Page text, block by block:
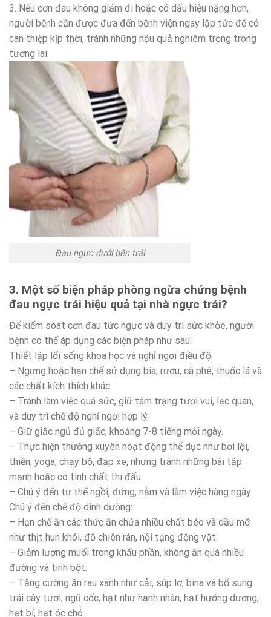
3. Nếu cơn đau không giảm đi hoặc có dấu hiệu nặng hơn,
người bệnh cần được đưa đến bệnh viện ngay lập tức để có
can thiệp kịp thời, tránh những hậu quả nghiêm trọng trong
tương lai.
Đau ngực dưới bên trái
3. Một số biện pháp phòng ngừa chứng bệnh
đau ngực trái hiệu quả tại nhà ngực trái?
Để kiểm soát cơn đau tức ngực và duy trì sức khỏe, người
bệnh có thể áp dụng các biện pháp như sau:
Thiết lập lối sống khoa học và nghỉ ngơi điều độ:
– Ngưng hoặc hạn chế sử dụng bia, rượu, cà phê, thuốc lá và
các chất kích thích khác.
– Tránh làm việc quá sức, giữ tâm trạng tươi vui, lạc quan,
và duy trì chế độ nghỉ ngơi hợp lý.
– Giữ giấc ngủ đủ giấc, khoảng 7-8 tiếng mỗi ngày.
– Thực hiện thường xuyên hoạt động thể dục như bơi lội,
thiền, yoga, chạy bộ, đạp xe, nhưng tránh những bài tập
mạnh hoặc có tính chất thi đấu.
– Chú ý đến tư thế ngồi, đứng, nằm và làm việc hàng ngày.
Chú ý đến chế độ dinh dưỡng:
– Hạn chế ăn các thức ăn chứa nhiều chất béo và dầu mỡ
như thịt hun khói, đồ chiên rán, nội tạng động vật.
– Giảm lượng muối trong khẩu phần, không ăn quá nhiều
đường và tinh bột.
– Tăng cường ăn rau xanh như cải, súp lơ, bina và bổ sung
trái cây tươi, ngũ cốc, hạt như hạnh nhân, hạt hướng dương,
hạt bí, hạt óc chó.